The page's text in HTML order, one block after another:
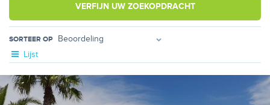
VERFIJN UW ZOEKOPDRACHT
SORTEER OP
Lijst